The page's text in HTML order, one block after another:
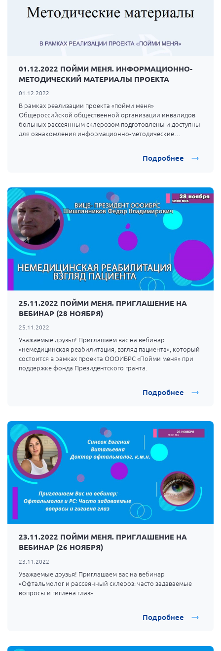
01.12.2022 ПОЙМИ МЕНЯ. ИНФОРМАЦИОННО-
МЕТОДИЧЕСКИЙ МАТЕРИАЛЫ ПРОЕКТА
01.12.2022
В рамках реализации проекта «пойми меня»
Общероссийской общественной организации инвалидов
больных рассеянным склерозом подготовлены и доступны
для ознакомления информационно-методические
Подробнее
25.11.2022 ПОЙМИ МЕНЯ. ПРИГЛАШЕНИЕ НА
ВЕБИНАР (28 НОЯБРЯ)
25.11.2022
Уважаемые друзья! Приглашаем вас на вебинар
«немедицинская реабилитация, взгляд пациента», который
состоится в рамках проекта ОООИБРС «Пойми меня» при
поддержке фонда Президентского гранта.
Подробнее
23.11.2022 ПОЙМИ МЕНЯ. ПРИГЛАШЕНИЕ НА
ВЕБИНАР (26 НОЯБРЯ)
23.11.2022
Уважаемые друзья! Приглашаем вас на вебинар
«Офтальмолог и рассеянный склероз: часто задаваемые
вопросы и гигиена глаз».
Подробнее